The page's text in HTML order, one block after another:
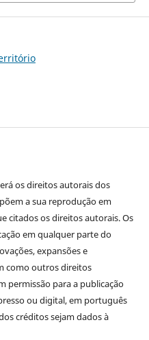
os direitos autorais dos
a sua reprodução em
citados os direitos autorais. Os
em qualquer parte do
expansões e
como outros direitos
permissão para a publicação
ou digital, em português
créditos sejam dados à